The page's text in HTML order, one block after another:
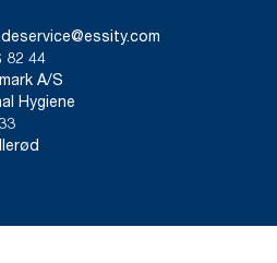
82 44
A/S
Hygiene